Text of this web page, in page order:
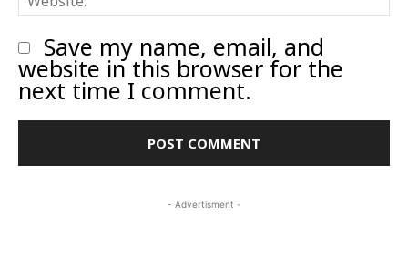
Save my name, email, and
website in this browser for the
next time I comment.
- Advertisment -